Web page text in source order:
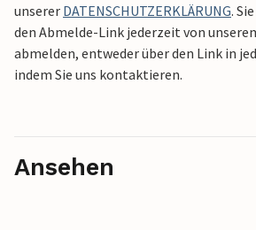
unserer DATENSCHUTZERKLÄRUNG.
den Abmelde-Link jederzeit von
abmelden, entweder über den Link in
indem Sie uns kontaktieren.
Ansehen